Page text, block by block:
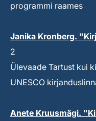
programmi raames
Janika Kronberg.
2
Ülevaade Tartust kui
UNESCO
Anete Kruusmägi.